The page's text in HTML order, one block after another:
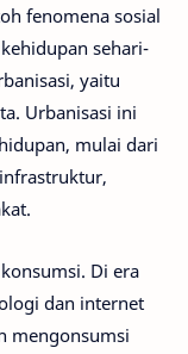
fenomena sosial
sehari-
yaitu
Urbanisasi ini
mulai dari
Di era
dan internet
mengonsumsi